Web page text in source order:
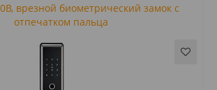
врезной биометрический замок с
отпечатком пальца